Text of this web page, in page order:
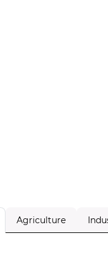
Agriculture